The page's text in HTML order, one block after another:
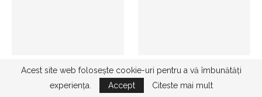
Morganit Muscovit
Acest site web folosește cookie-uri pentru a vă îmbunătăți
experiența.
Accept Citeste mai mult